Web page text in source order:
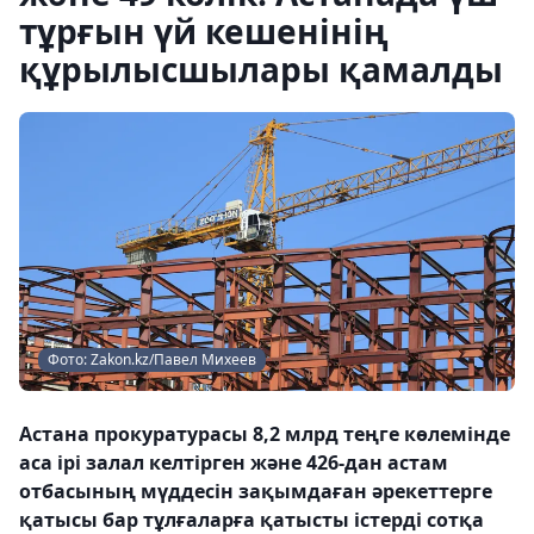
тұрғын үй кешенінің
құрылысшылары қамалды
Фото: Zakon.kz/Павел Михеев
Астана прокуратурасы 8,2 млрд теңге көлемінде
аса ірі залал келтірген және 426-дан астам
отбасының мүддесін зақымдаған әрекеттерге
қатысы бар тұлғаларға қатысты істерді сотқа